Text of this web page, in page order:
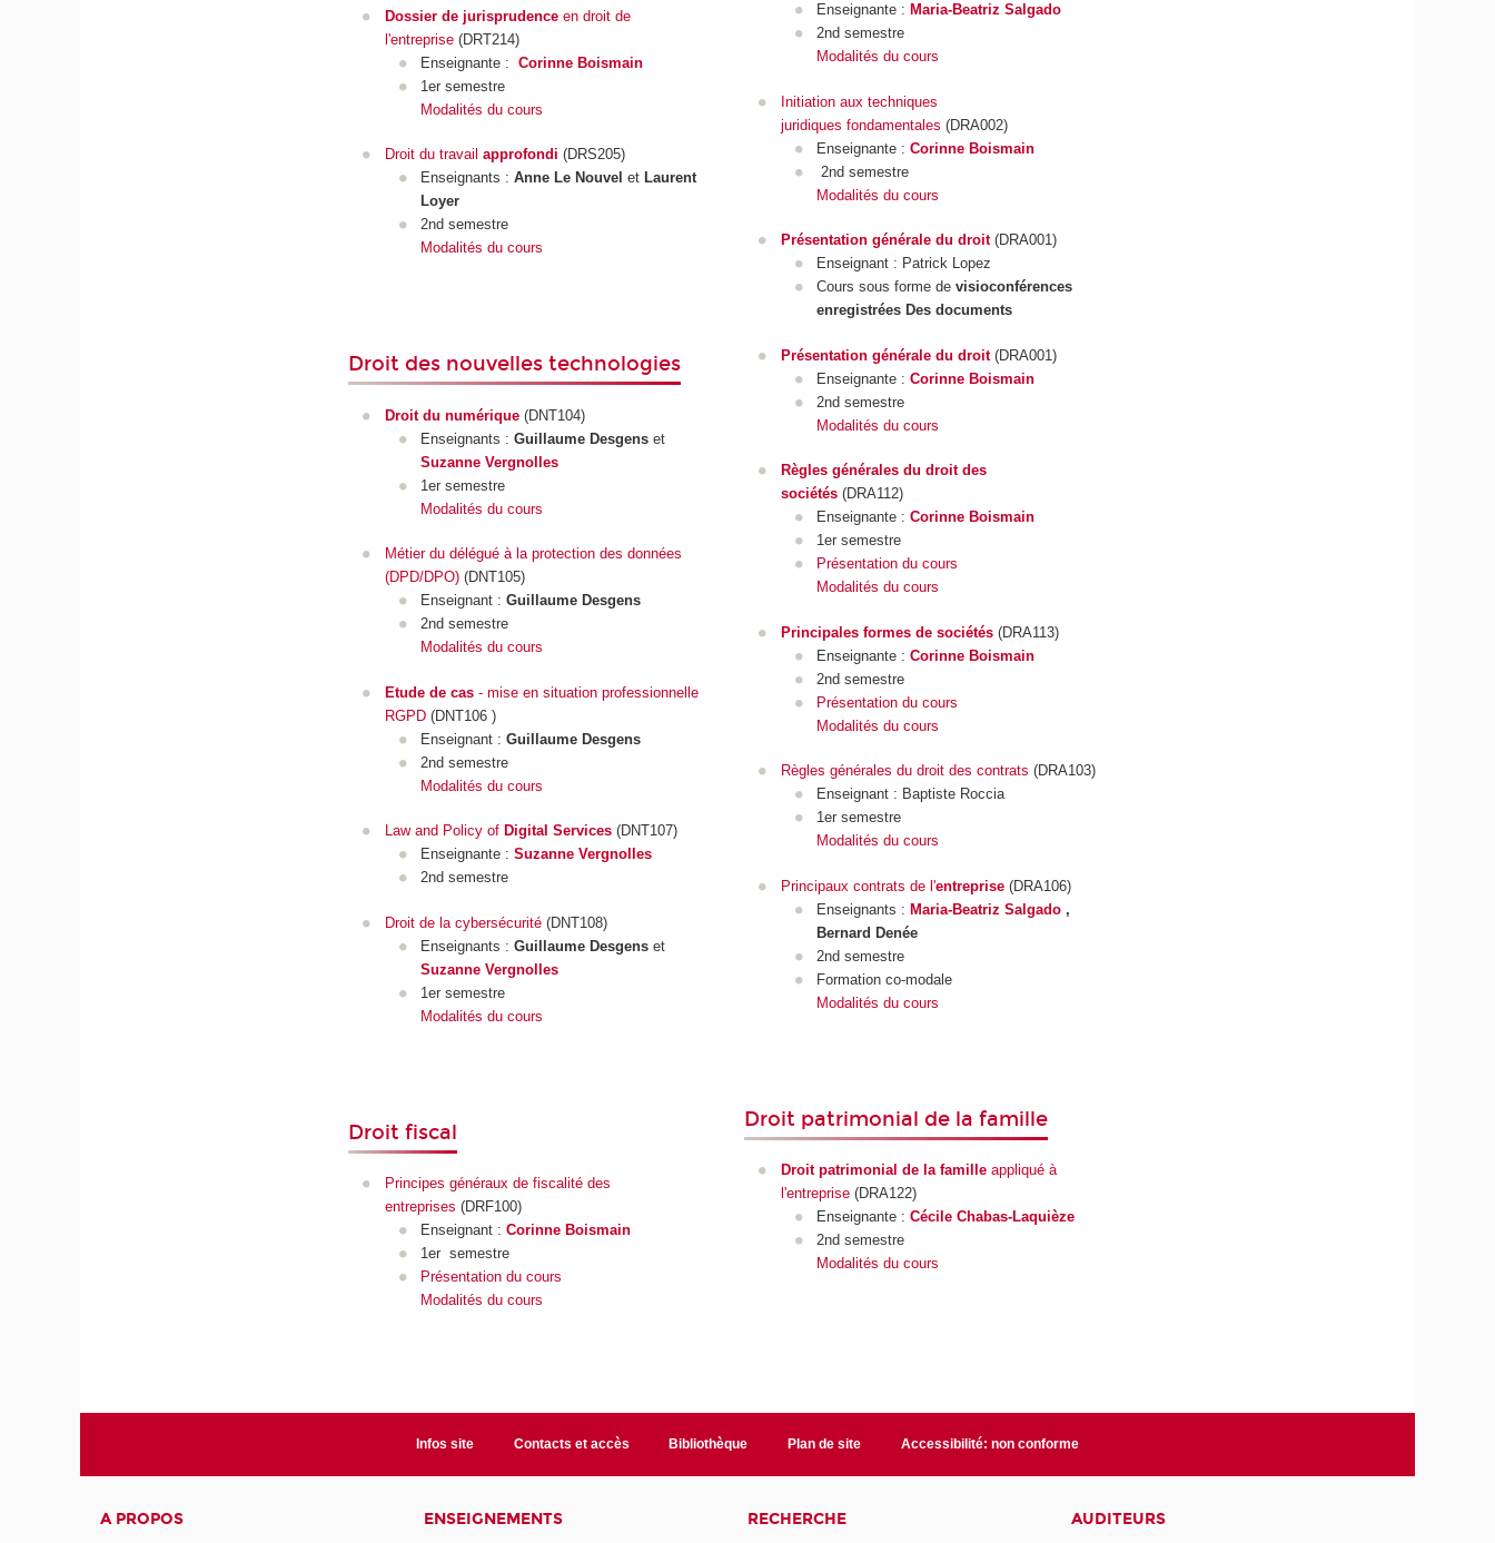
Dossier de jurisprudenceen droit de
l'entreprise (DRT214)
Enseignante :Corinne Boismain
1er semestre
Modalités du cours
Droit du travail approfondi (DRS205)
Enseignants :Anne Le Nouvelet Laurent
Loyer
2nd semestre
Modalités du cours
Droit des nouvelles technologies
Droit du numérique(DNT104)
Enseignants :Guillaume Desgens et
Suzanne Vergnolles
1er semestre
Modalités du cours
Métier du délégué à la protection des données
(DPD/DPO)(DNT105)
Enseignant :Guillaume Desgens
2nd semestre
Modalités du cours
Etude de cas- mise en situation professionnelle
RGPD(DNT106 )
Enseignant :Guillaume Desgens
2nd semestre
Modalités du cours
Law and Policy of Digital Services(DNT107)
Enseignante :Suzanne Vergnolles
2nd semestre
Droit de la cybersécurité(DNT108)
Enseignants :Guillaume Desgenset
Suzanne Vergnolles
1er semestre
Modalités du cours
Droit fiscal
Principes généraux de fiscalité des
entreprises (DRF100)
Enseignant :Corinne Boismain
1er semestre
Présentation du cours
Modalités du cours
Enseignante : Maria-Beatriz Salgado
2nd semestre
Modalités du cours
Initiation aux techniques
juridiques fondamentales (DRA002)
Enseignante :Corinne Boismain
2nd semestre
Modalités du cours
Présentation générale du droit(DRA001)
Enseignant : Patrick Lopez
Cours sous forme devisioconférences
enregistrées Des documents
Présentation générale du droit(DRA001)
Enseignante :Corinne Boismain
2nd semestre
Modalités du cours
Règles générales du droit des
sociétés(DRA112)
Enseignante :Corinne Boismain
1er semestre
Présentation du cours
Modalités du cours
Principales formes de sociétés(DRA113)
Enseignante :Corinne Boismain
2nd semestre
Présentation du cours
Modalités du cours
Règles générales du droit des contrats (DRA103)
Enseignant : Baptiste Roccia
1er semestre
Modalités du cours
Principaux contrats de l'entreprise (DRA106)
Enseignants : Maria-Beatriz Salgado ,
Bernard Denée
2nd semestre
Formation co-modale
Modalités du cours
Droit patrimonial de la famille
Droit patrimonial de la familleappliqué à
l'entreprise(DRA122)
Enseignante :Cécile Chabas-Laquièze
2nd semestre
Modalités du cours
Infos site Contacts et accès Bibliothèque Plan de site Accessibilité: non conforme
A PROPOS ENSEIGNEMENTS RECHERCHE AUDITEURS